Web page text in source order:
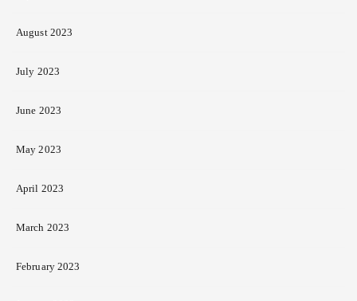
August 2023
July 2023
June 2023
May 2023
April 2023
March 2023
February 2023